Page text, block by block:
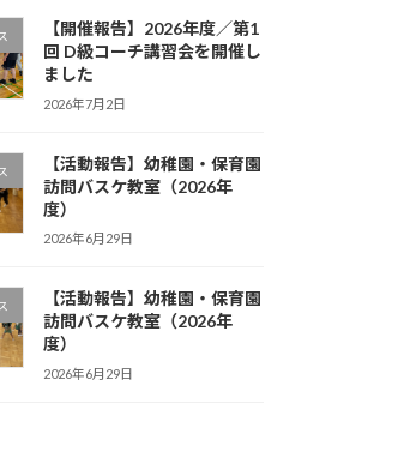
【開催報告】2026年度／第1
回 D級コーチ講習会を開催し
ました
2026年7月2日
【活動報告】幼稚園・保育園
訪問バスケ教室（2026年
度）
2026年6月29日
【活動報告】幼稚園・保育園
訪問バスケ教室（2026年
度）
2026年6月29日